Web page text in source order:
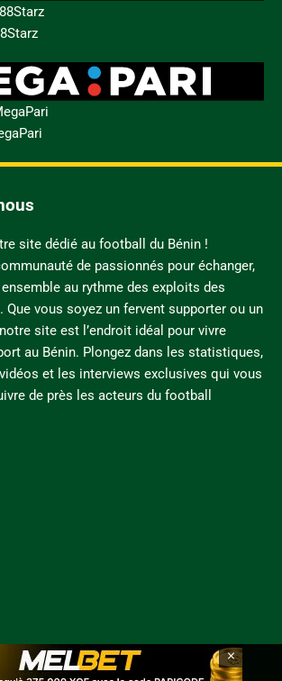
site dédié au football du Bénin !
de passionnés pour échanger,
au rythme des exploits des
vous soyez un fervent supporter ou un
site est l’endroit idéal pour vivre
au Bénin. Plongez dans les statistiques,
et les interviews exclusives qui vous
de près les acteurs du football
×